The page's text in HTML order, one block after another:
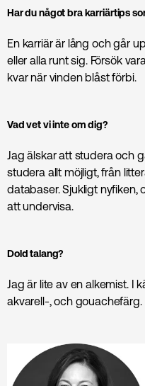
Har du något bra karriärtips
En karriär är lång och går
eller alla runt sig. Försök
kvar när vinden blåst förbi.
Vad vet vi inte om dig?
Jag älskar att studera och
studera allt möjligt, från
databaser. Sjukligt nyfiken,
att undervisa.
Dold talang?
Jag är lite av en alkemist. I
akvarell-, och gouachefärg.